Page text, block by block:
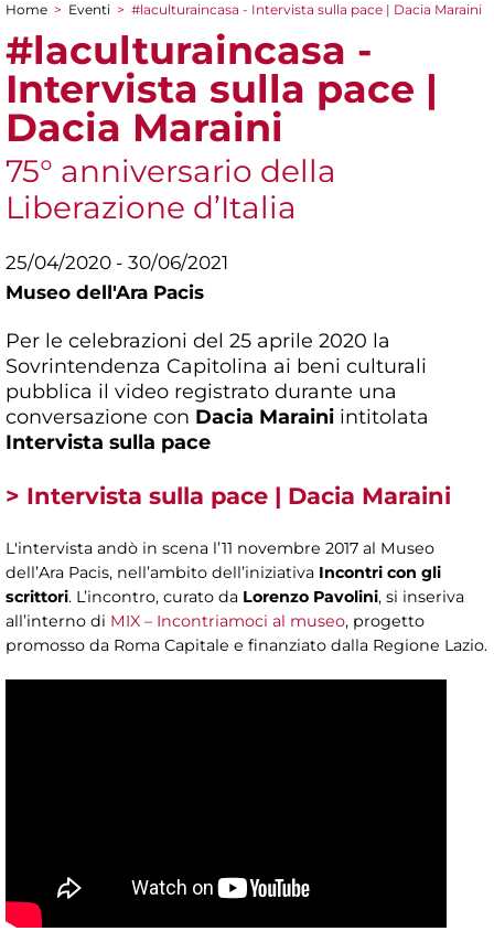
Tu sei qui
Home > Eventi > #laculturaincasa - Intervista sulla pace | Dacia Maraini
#laculturaincasa -
Intervista sulla pace |
Dacia Maraini
75° anniversario della
Liberazione d’Italia
25/04/2020 - 30/06/2021
Museo dell'Ara Pacis
Per le celebrazioni del 25 aprile 2020 la
Sovrintendenza Capitolina ai beni culturali
pubblica il video registrato durante una
conversazione con Dacia Maraini intitolata
Intervista sulla pace
> Intervista sulla pace | Dacia Maraini
L'intervista andò in scena l’11 novembre 2017 al Museo
dell’Ara Pacis, nell’ambito dell’iniziativa Incontri con gli
scrittori. L’incontro, curato da Lorenzo Pavolini, si inseriva
all’interno di MIX – Incontriamoci al museo, progetto
promosso da Roma Capitale e finanziato dalla Regione Lazio.